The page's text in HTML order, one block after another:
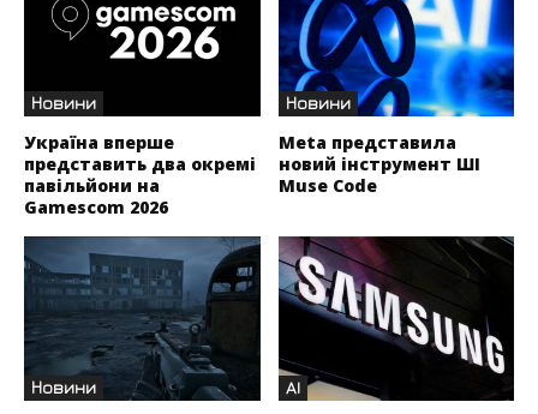
Новини
Україна вперше
представить два окремі
павільйони на
Gamescom 2026
Новини
Meta представила
новий інструмент ШІ
Muse Code
Новини AI